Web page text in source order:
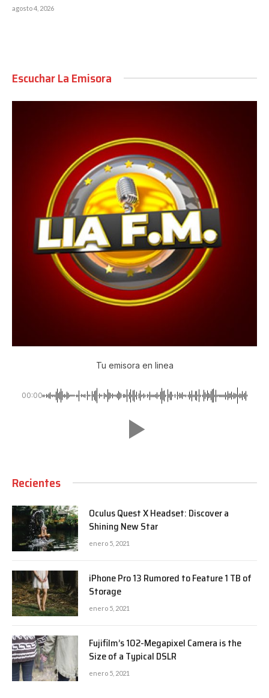
agosto 4, 2026
Escuchar La Emisora
Tu emisora en linea
00:00
Recientes
Oculus Quest X Headset: Discover a
Shining New Star
enero 5, 2021
iPhone Pro 13 Rumored to Feature 1 TB of
Storage
enero 5, 2021
Fujifilm’s 102-Megapixel Camera is the
Size of a Typical DSLR
enero 5, 2021